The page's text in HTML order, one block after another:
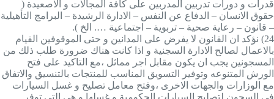
قدرات و دورات تدربين المدربين على كافة المجالات و الاصعيدة (
حقوق الانسان – الدفاع عن النفس – الادارة الرشيدة – البرامج التأهيلية
– قانون – رعاية صحية – تربوية – اجتماعية …. الخ ).
24)
نؤكد ان القانون لا يفرض على المدانين و حتى الموقوفين القيام
بالاعمال لصالح الادارة السجنية و اذا كانت هناك ضرورة طلب ذلك من
المسجونين يجب ان يكون مقابل اجر مماثل ،مع التاكيد على فتح
الورش المتنوعه وتوفير التسويق المناسب للمنتجات بالتنسيق والاتفاق
مع الوزارات والجهات الاخرى ،وفتح معامل تصليح و غسل السيارات